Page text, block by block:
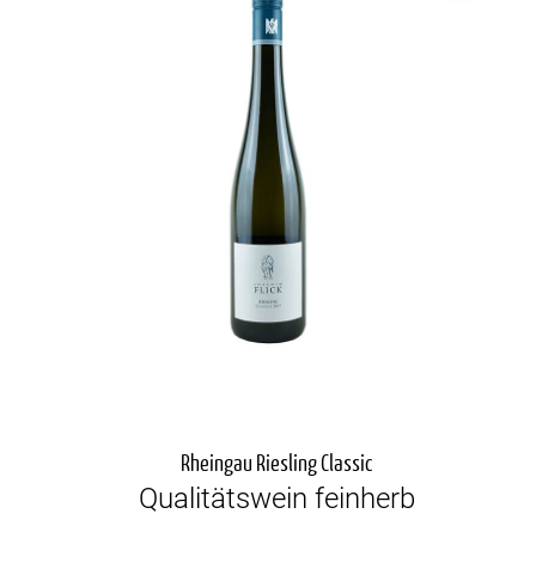
Rheingau Riesling Classic
Qualitätswein feinherb